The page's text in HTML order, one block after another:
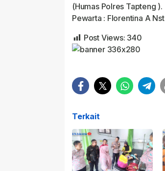
(Humas Polres Tapteng ).
Pewarta : Florentina A Nst
Post Views: 340
Terkait